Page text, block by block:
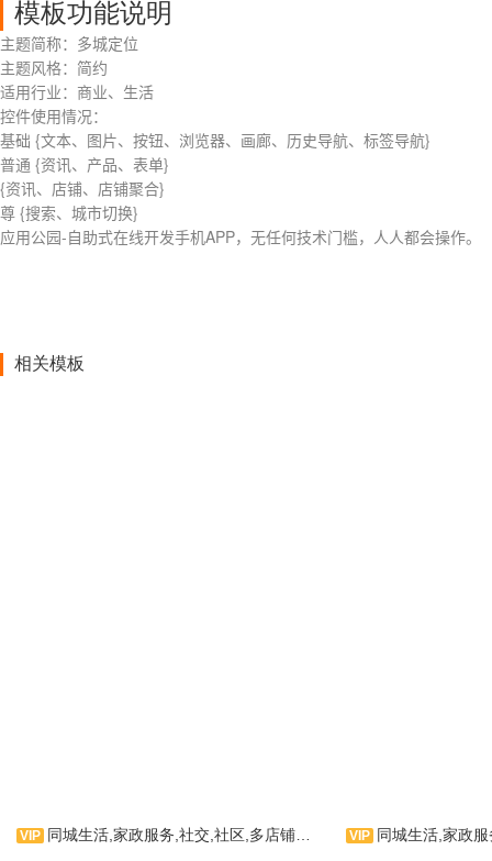
模板功能说明
主题简称：多城定位
主题风格：简约
适用行业：商业、生活
控件使用情况：
基础 {文本、图片、按钮、浏览器、画廊、历史导航、标签导航}
普通 {资讯、产品、表单}
{资讯、店铺、店铺聚合}
尊 {搜索、城市切换}
应用公园-自助式在线开发手机APP，无任何技术门槛，人人都会操作。
相关模板
同城生活,家政服务,社交,社区,多店铺入驻 同城生活,家政服务,社